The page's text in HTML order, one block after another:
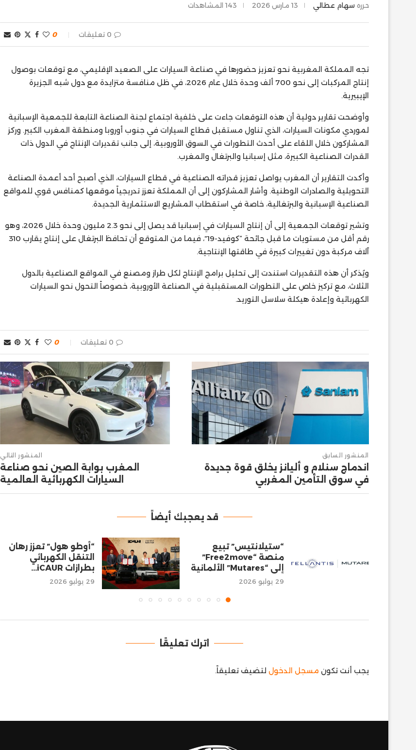
حرره سهام عطالي 13 مارس 2026 143 المشاهدات
0 تعليقات 0
تجه المملكة المغربية نحو تعزيز حضورها في صناعة السيارات على الصعيد الإقليمي، مع توقعات بوصول
إنتاج المركبات إلى نحو 700 ألف وحدة خلال عام 2026، في ظل منافسة متزايدة مع دول شبه الجزيرة
الإيبيرية.
وأوضحت تقارير دولية أن هذه التوقعات جاءت على خلفية اجتماع لجنة الصناعة التابعة للجمعية الإسبانية
لموردي مكونات السيارات، الذي تناول مستقبل قطاع السيارات في جنوب أوروبا ومنطقة المغرب الكبير. وركز
المشاركون خلال اللقاء على أحدث التطورات في السوق الأوروبية، إلى جانب تقديرات الإنتاج في الدول ذات
القدرات الصناعية الكبيرة، مثل إسبانيا والبرتغال والمغرب.
وأكدت التقارير أن المغرب يواصل تعزيز قدراته الصناعية في قطاع السيارات، الذي أصبح أحد أعمدة الصناعة
التحويلية والصادرات الوطنية. وأشار المشاركون إلى أن المملكة تعزز تدريجياً موقعها كمنافس قوي للمواقع
الصناعية الإسبانية والبرتغالية، خاصة في استقطاب المشاريع الاستثمارية الجديدة.
وتشير توقعات الجمعية إلى أن إنتاج السيارات في إسبانيا قد يصل إلى نحو 2.3 مليون وحدة خلال 2026، وهو
رقم أقل من مستويات ما قبل جائحة “كوفيد-19″، فيما من المتوقع أن تحافظ البرتغال على إنتاج يقارب 310
آلاف مركبة دون تغييرات كبيرة في طاقتها الإنتاجية.
ويُذكر أن هذه التقديرات استندت إلى تحليل برامج الإنتاج لكل طراز ومصنع في المواقع الصناعية بالدول
الثلاث، مع تركيز خاص على التطورات المستقبلية في الصناعة الأوروبية، خصوصاً التحول نحو السيارات
الكهربائية وإعادة هيكلة سلاسل التوريد.
0 تعليقات 0
المنشور السابق
اندماج سنلام و أليانز يخلق قوة جديدة
في سوق التأمين المغربي
المنشور التالي
المغرب بوابة الصين نحو صناعة
السيارات الكهربائية العالمية
قد يعجبك أيضاً
“ستيلانتيس” تبيع
منصة “Free2move”
إلى “Mutares” الألمانية
29 يوليو 2026
“أوطو هول” تعزز رهان
التنقل الكهربائي
بطرازات iCAUR...
29 يوليو 2026
اترك تعليقًا
يجب أنت تكون مسجل الدخول لتضيف تعليقاً.